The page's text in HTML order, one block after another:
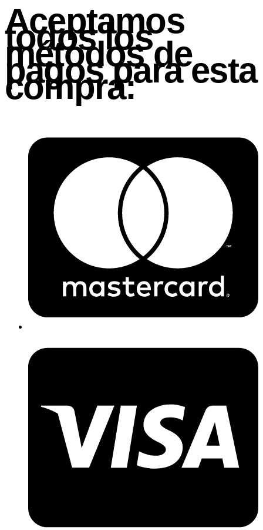
Aceptamos
todos los
métodos de
pagos para esta
compra: